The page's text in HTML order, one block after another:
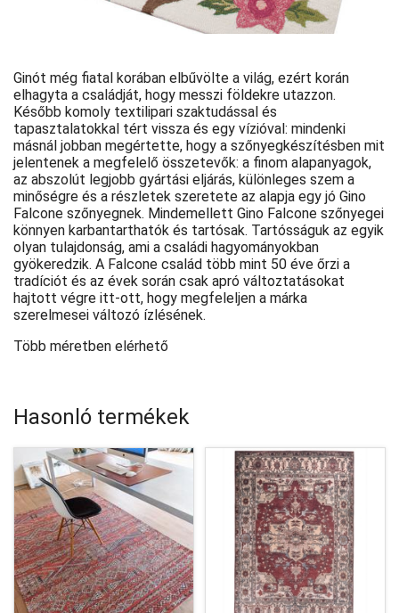
Ginót még fiatal korában elbűvölte a világ, ezért korán
elhagyta a családját, hogy messzi földekre utazzon.
Később komoly textilipari szaktudással és
tapasztalatokkal tért vissza és egy vízióval: mindenki
másnál jobban megértette, hogy a szőnyegkészítésben mit
jelentenek a megfelelő összetevők: a finom alapanyagok,
az abszolút legjobb gyártási eljárás, különleges szem a
minőségre és a részletek szeretete az alapja egy jó Gino
Falcone szőnyegnek. Mindemellett Gino Falcone szőnyegei
könnyen karbantarthatók és tartósak. Tartósságuk az egyik
olyan tulajdonság, ami a családi hagyományokban
gyökeredzik. A Falcone család több mint 50 éve őrzi a
tradíciót és az évek során csak apró változtatásokat
hajtott végre itt-ott, hogy megfeleljen a márka
szerelmesei változó ízlésének.
Több méretben elérhető
Hasonló termékek